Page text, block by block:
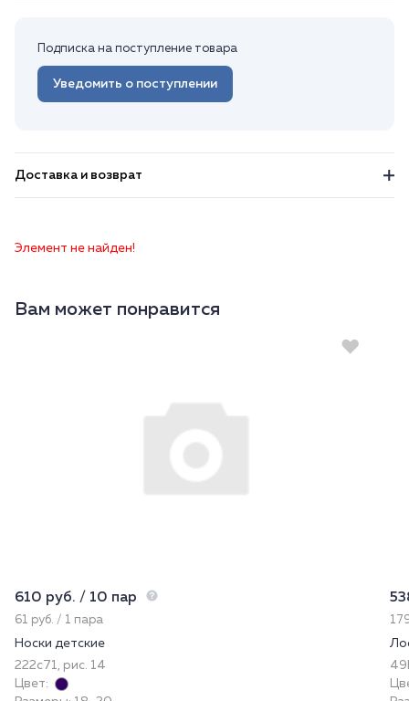
Подписка на поступление товара
Уведомить о поступлении
Доставка и возврат
Элемент не найден!
Вам может понравится
610 руб. / 10 пар
61 руб. / 1 пара
Носки детские
222с71, рис. 14
Цвет: